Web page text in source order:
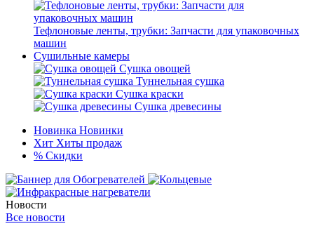
Тефлоновые ленты, трубки: Запчасти для упаковочных
машин
Сушильные камеры
Сушка овощей
Туннельная сушка
Сушка краски
Сушка древесины
Новинка Новинки
Хит Хиты продаж
% Скидки
Новости
Все новости